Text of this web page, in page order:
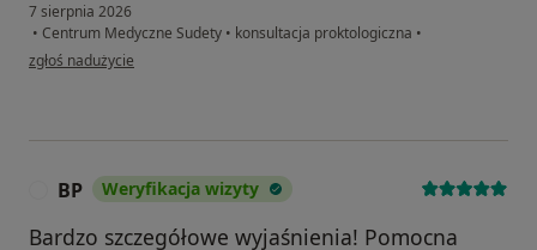
7 sierpnia 2026
• Centrum Medyczne Sudety • konsultacja proktologiczna •
w opinii użytkownika Łukasz
zgłoś nadużycie
BP Weryfikacja wizyty
Bardzo szczegółowe wyjaśnienia! Pomocna